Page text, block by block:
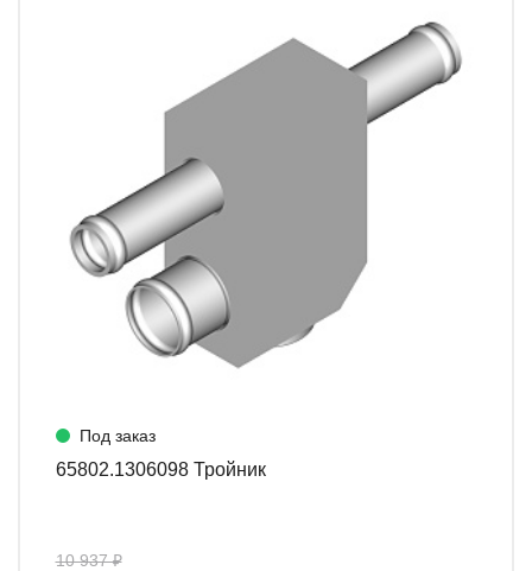
Под заказ
65802.1306098 Тройник
10 937 ₽